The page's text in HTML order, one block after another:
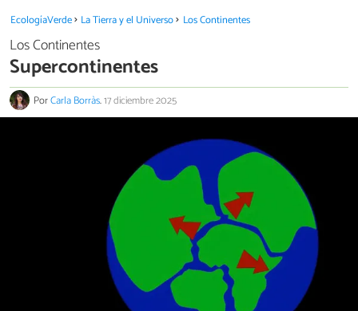
EcologíaVerde La Tierra y el Universo Los Continentes
Los Continentes
Supercontinentes
PorCarla Borràs.17 diciembre 2025